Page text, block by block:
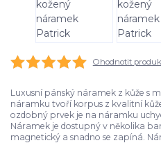
Ohodnotit
Luxusní pánský náramek z kůže s
náramku tvoří korpus z kvalitní
ozdobný prvek je na náramku
Náramek je dostupný v několika
magnetický a snadno se zapíná.